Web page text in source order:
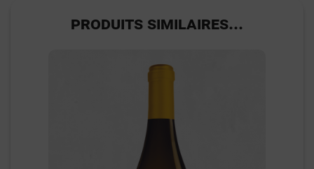
PRODUITS SIMILAIRES...